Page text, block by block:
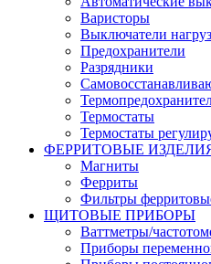
Варисторы
Выключатели
Предохранители
Разрядники
Термостаты
Термостаты
ФЕРРИТОВЫЕ
Магниты
Ферриты
Фильтры
ЩИТОВЫЕ ПРИБОРЫ
Ваттметры/
Приборы